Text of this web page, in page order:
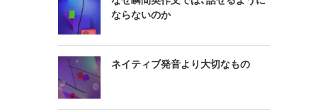
ならないのか
ネイティブ発音より大切なもの